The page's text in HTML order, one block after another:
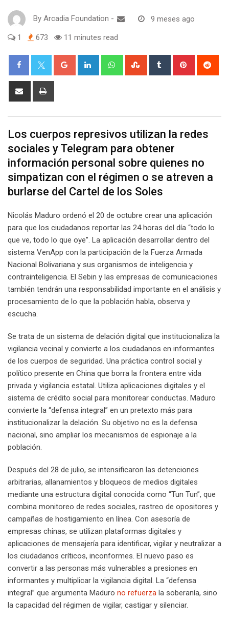
By Arcadia Foundation - 9 meses ago
1 673 11 minutes read
Google+ LinkedIn WhatsappStumbleUpon
Tumblr Pinterest
Share
Los cuerpos represivos utilizan la redes
sociales y Telegram para obtener
información personal sobre quienes no
simpatizan con el régimen o se atreven a
burlarse del Cartel de los Soles
Nicolás Maduro ordenó el 20 de octubre crear una aplicación
para que los ciudadanos reportar las 24 horas del día “todo lo
que ve, todo lo que oye”. La aplicación desarrollar dentro del
sistema VenApp con la participación de la Fuerza Armada
Nacional Bolivariana y sus organismos de inteligencia y
contrainteligencia. El Sebin y las empresas de comunicaciones
también tendrán una responsabilidad importante en el análisis y
procesamiento de lo que la población habla, observa y
escucha.
Se trata de un sistema de delación digital que institucionaliza la
vigilancia vecinal y convierte a los ciudadanos en informantes
de los cuerpos de seguridad. Una práctica control social y
político presente en China que borra la frontera entre vida
privada y vigilancia estatal. Utiliza aplicaciones digitales y el
sistema de crédito social para monitorear conductas. Maduro
convierte la “defensa integral” en un pretexto más para
institucionalizar la delación. Su objetivo no es la defensa
nacional, sino ampliar los mecanismos de espionaje a la
población.
Después del 28 de julio, se intensificaron las detenciones
arbitrarias, allanamientos y bloqueos de medios digitales
mediante una estructura digital conocida como “Tun Tun”, que
combina monitoreo de redes sociales, rastreo de opositores y
campañas de hostigamiento en línea. Con asesoría de
empresas chinas, se utilizan plataformas digitales y
aplicaciones de mensajería para identificar, vigilar y neutralizar a
los ciudadanos críticos, inconformes. El nuevo paso es
convertir a las personas más vulnerables a presiones en
informantes y multiplicar la vigilancia digital. La “defensa
integral” que argumenta Maduro no refuerza la soberanía, sino
la capacidad del régimen de vigilar, castigar y silenciar.